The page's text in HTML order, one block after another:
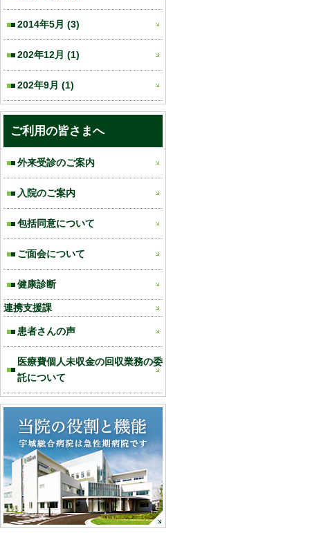
2014年5月 (3)
202年12月 (1)
202年9月 (1)
ご利用の皆さまへ
外来受診のご案内
入院のご案内
包括同意について
ご面会について
健康診断
連携支援課
患者さんの声
医療費個人未収金の回収業務の委
託について